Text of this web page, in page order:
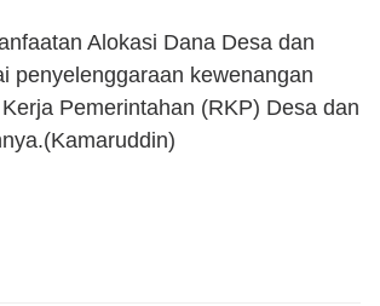
Alokasi Dana Desa dan
penyelenggaraan kewenangan
Pemerintahan (RKP) Desa dan